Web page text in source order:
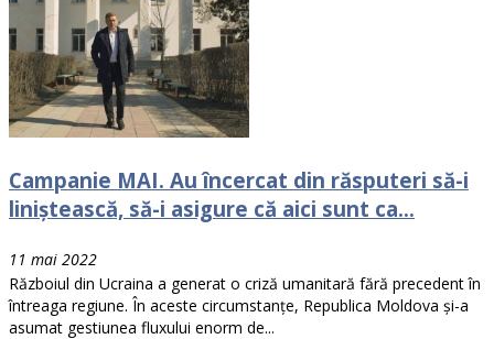
Campanie MAI. Au încercat din răsputeri să-i
liniștească, să-i asigure că aici sunt ca...
11 mai 2022
Războiul din Ucraina a generat o criză umanitară fără precedent în
întreaga regiune. În aceste circumstanțe, Republica Moldova și-a
asumat gestiunea fluxului enorm de...